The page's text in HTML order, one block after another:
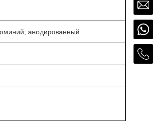
анодированный